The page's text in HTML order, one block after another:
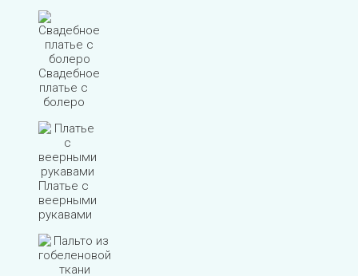
Свадебное
платье с
болеро
Платье с
веерными
рукавами